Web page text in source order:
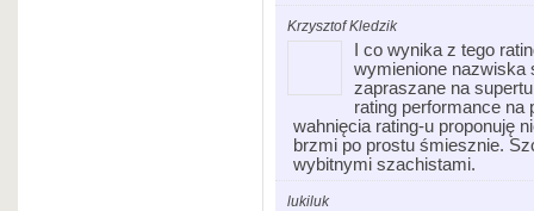
Krzysztof Kledzik
I co wynika z tego
wymienione nazwiska
zapraszane na
rating performance na
wahnięcia rating-u proponuję
brzmi po prostu śmiesznie.
wybitnymi szachistami.
lukiluk